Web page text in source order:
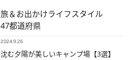
旅＆お出かけライフスタイル
47都道府県
2024.9.26
沈む夕陽が美しいキャンプ場【3選】